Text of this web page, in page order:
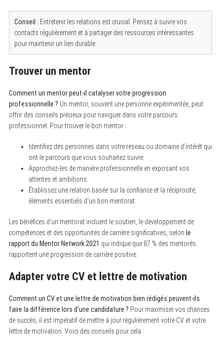
Conseil : Entretenir les relations est crucial. Pensez à suivre vos
contacts régulièrement et à partager des ressources intéressantes
pour maintenir un lien durable.
Trouver un mentor
Comment un mentor peut-il catalyser votre progression
professionnelle ? Un mentor, souvent une personne expérimentée, peut
offrir des conseils précieux pour naviguer dans votre parcours
professionnel. Pour trouver le bon mentor :
Identifiez des personnes dans votre réseau ou domaine d’intérêt qui
ont le parcours que vous souhaitez suivre.
Approchez-les de manière professionnelle en exposant vos
attentes et ambitions.
Établissez une relation basée sur la confiance et la réciprocité,
éléments essentiels d’un bon mentorat.
Les bénéfices d’un mentorat incluent le soutien, le développement de
compétences et des opportunités de carrière significatives, selon le
rapport du Mentor Network 2021 qui indique que 87 % des mentorés
rapportent une progression de carrière positive.
Adapter votre CV et lettre de motivation
Comment un CV et une lettre de motivation bien rédigés peuvent-ils
faire la différence lors d’une candidature ? Pour maximiser vos chances
de succès, il est impératif de mettre à jour régulièrement votre CV et votre
lettre de motivation. Voici des conseils pour cela :
S
e
r
c
f
o